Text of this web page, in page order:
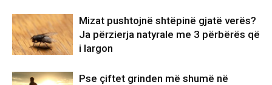
Mizat pushtojnë shtëpinë gjatë verës?
Ja përzierja natyrale me 3 përbërës që
i largon
Pse çiftet grinden më shumë në